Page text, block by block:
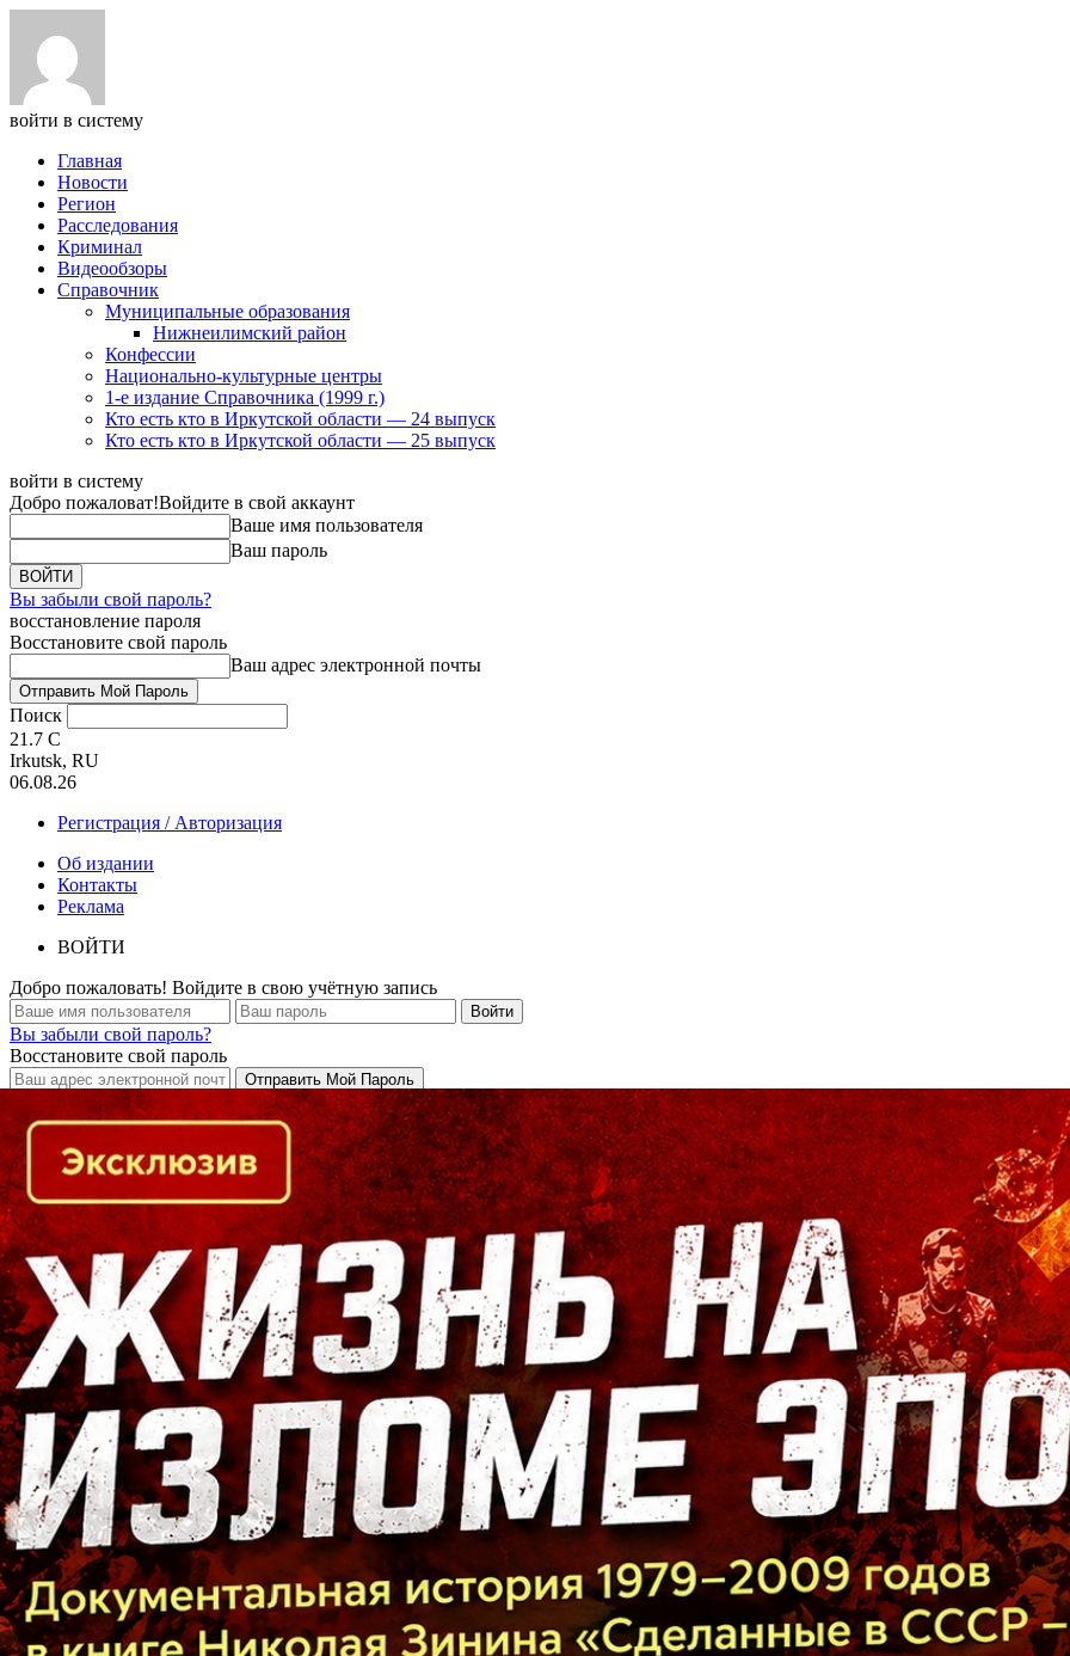
войти в систему
Главная
Новости
Регион
Расследования
Криминал
Видеообзоры
Справочник
Муниципальные образования
Нижнеилимский район
Конфессии
Национально-культурные центры
1-е издание Справочника (1999 г.)
Кто есть кто в Иркутской области — 24 выпуск
Кто есть кто в Иркутской области — 25 выпуск
войти в систему
Добро пожаловат!Войдите в свой аккаунт
Ваше имя пользователя
Ваш пароль
Вы забыли свой пароль?
восстановление пароля
Восстановите свой пароль
Ваш адрес электронной почты
Поиск
21.7 C
Irkutsk, RU
06.08.26
Регистрация / Авторизация
Об издании
Контакты
Реклама
ВОЙТИ
Добро пожаловать! Войдите в свою учётную запись
Вы забыли свой пароль?
Восстановите свой пароль
Кто есть кто в Байкальском регионе